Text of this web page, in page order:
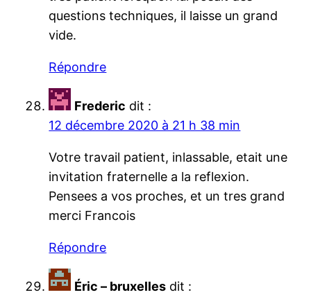
questions techniques, il laisse un grand
vide.
Répondre
Frederic dit :
12 décembre 2020 à 21 h 38 min
Votre travail patient, inlassable, etait une
invitation fraternelle a la reflexion.
Pensees a vos proches, et un tres grand
merci Francois
Répondre
Éric – bruxelles dit :